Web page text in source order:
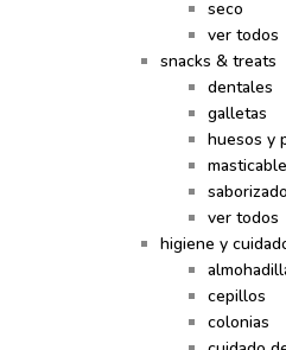
seco
ver todos
snacks & treats
dentales
galletas
huesos y
ver todos
higiene y
cepillos
colonias